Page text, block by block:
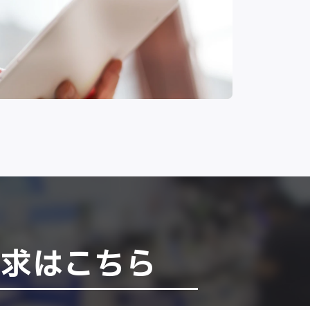
はこちら